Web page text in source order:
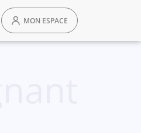
MON ESPACE